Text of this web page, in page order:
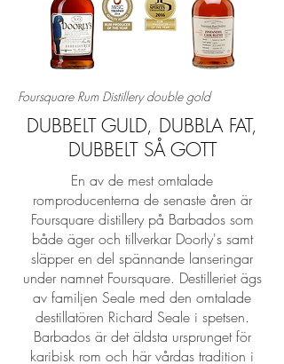
Foursquare Rum Distillery double gold
DUBBELT GULD, DUBBLA FAT,
DUBBELT SÅ GOTT
En av de mest omtalade
romproducenterna de senaste åren är
Foursquare distillery på Barbados som
både äger och tillverkar Doorly's samt
släpper en del spännande lanseringar
under namnet Foursquare. Destilleriet ägs
av familjen Seale med den omtalade
destillatören Richard Seale i spetsen.
Barbados är det äldsta ursprunget för
karibisk rom och här vårdas tradition i